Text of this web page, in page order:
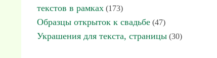
текстов в рамках (173)
Образцы открыток к свадьбе (47)
Украшения для текста, страницы (30)